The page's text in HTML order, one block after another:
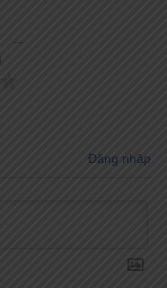
Đăng nhập